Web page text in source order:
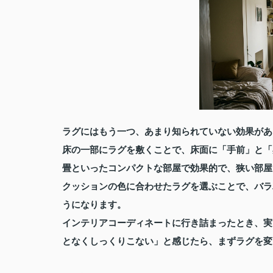
ラグにはもう一つ、あまり知られていない効果が
床の一部にラグを敷くことで、床面に「手前」と
畳といったコンパクトな部屋で効果的で、狭い部
クッションの色に合わせたラグを選ぶことで、バ
うになります。
インテリアコーディネートに行き詰まったとき、
となくしっくりこない」と感じたら、まずラグを